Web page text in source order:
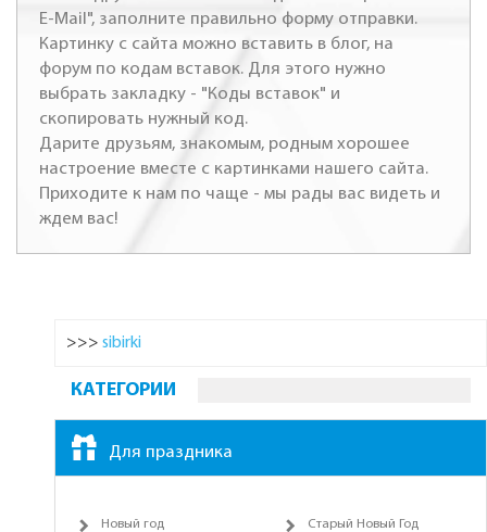
E-Mail", заполните правильно форму отправки.
Картинку с сайта можно вставить в блог, на
форум по кодам вставок. Для этого нужно
выбрать закладку - "Коды вставок" и
скопировать нужный код.
Дарите друзьям, знакомым, родным хорошее
настроение вместе с картинками нашего сайта.
Приходите к нам по чаще - мы рады вас видеть и
ждем вас!
>>> sibirki
КАТЕГОРИИ
Для праздника
Новый год Старый Новый Год